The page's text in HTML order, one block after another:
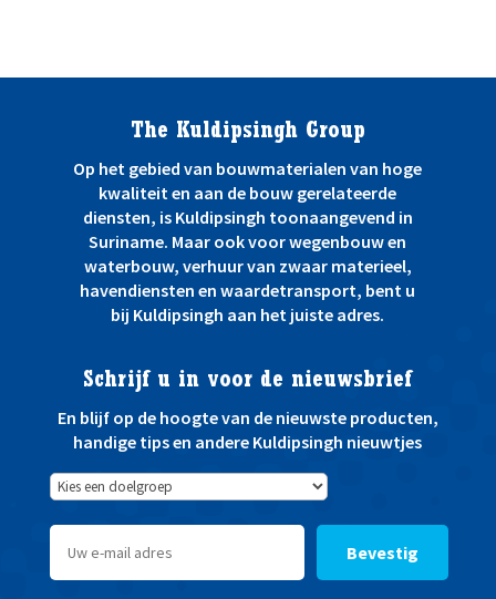
The Kuldipsingh Group
Op het gebied van bouwmaterialen van hoge
kwaliteit en aan de bouw gerelateerde
diensten, is Kuldipsingh toonaangevend in
Suriname. Maar ook voor wegenbouw en
waterbouw, verhuur van zwaar materieel,
havendiensten en waardetransport, bent u
bij Kuldipsingh aan het juiste adres.
Schrijf u in voor de nieuwsbrief
En blijf op de hoogte van de nieuwste producten,
handige tips en andere Kuldipsingh nieuwtjes
Bevestig